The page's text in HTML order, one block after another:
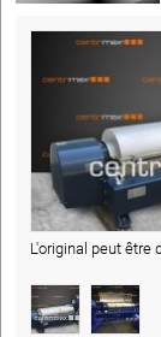
L'original peut être